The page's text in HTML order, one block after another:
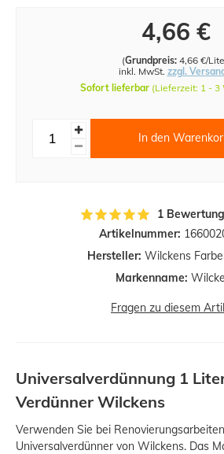
Artikelnummer:
Hersteller: Wilckens
Markenname:
4,66 €
(Grundpreis: 4,66 €/
inkl. MwSt. zzgl.
Sofort lieferbar (Lieferzeit: 1 - 3
In den
Fragen zu diesem
1 Bewertung
Universalverdünnung 1
Verdünner Wilckens
Verwenden Sie bei
Universalverdünner von Wilckens. Das